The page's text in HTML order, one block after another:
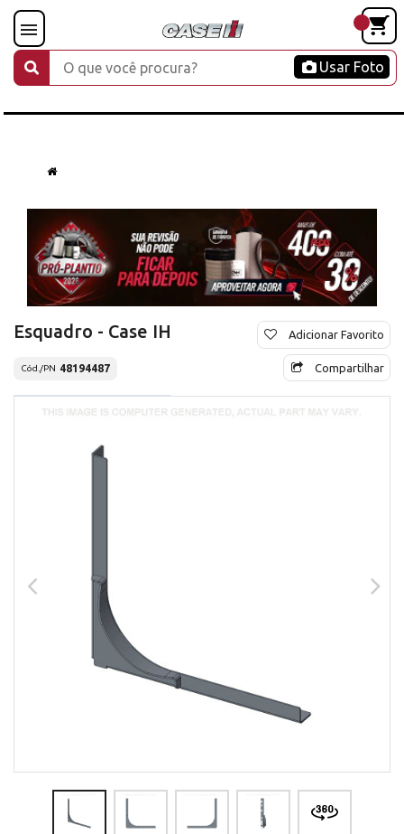
Usar Foto
Esquadro - Case IH
Cód./PN 48194487
Adicionar Favorito
Compartilhar